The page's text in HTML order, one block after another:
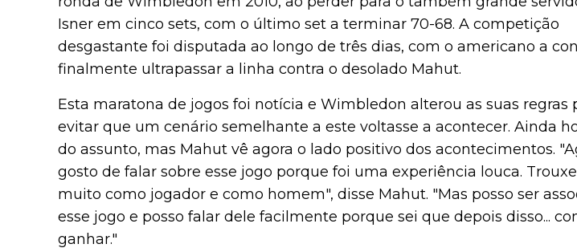
Isner em cinco sets, com o último set a terminar 70-68. A competição
desgastante foi disputada ao longo de três dias, com o americano a
finalmente ultrapassar a linha contra o desolado Mahut.
Esta maratona de jogos foi notícia e Wimbledon alterou as suas regras
evitar que um cenário semelhante a este voltasse a acontecer. Ainda
do assunto, mas Mahut vê agora o lado positivo dos acontecimentos.
gosto de falar sobre esse jogo porque foi uma experiência louca.
muito como jogador e como homem", disse Mahut. "Mas posso ser
esse jogo e posso falar dele facilmente porque sei que depois disso...
ganhar."